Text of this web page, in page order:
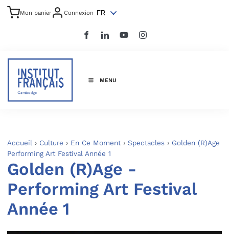
Mon panier Connexion FR
MENU
Accueil › Culture › En Ce Moment› Spectacles › Golden (R)Age
Performing Art Festival Année 1
Golden (R)Age -
Performing Art Festival
Année 1